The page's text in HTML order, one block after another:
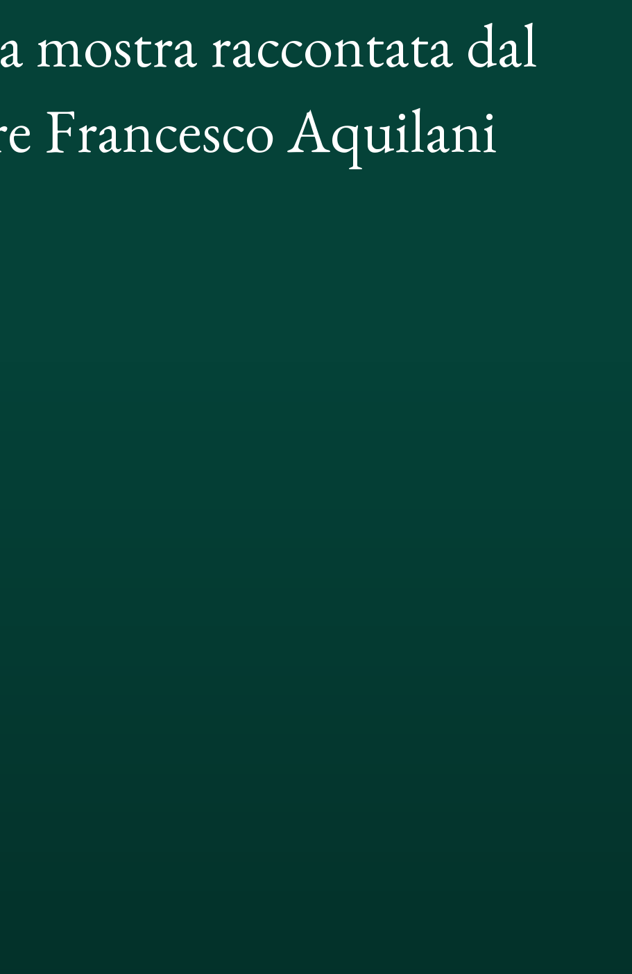
mostra raccontata dal
Francesco Aquilani